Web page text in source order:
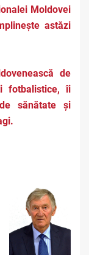
Moldovei
astăzi
de
fotbalistice, îi
sănătate şi